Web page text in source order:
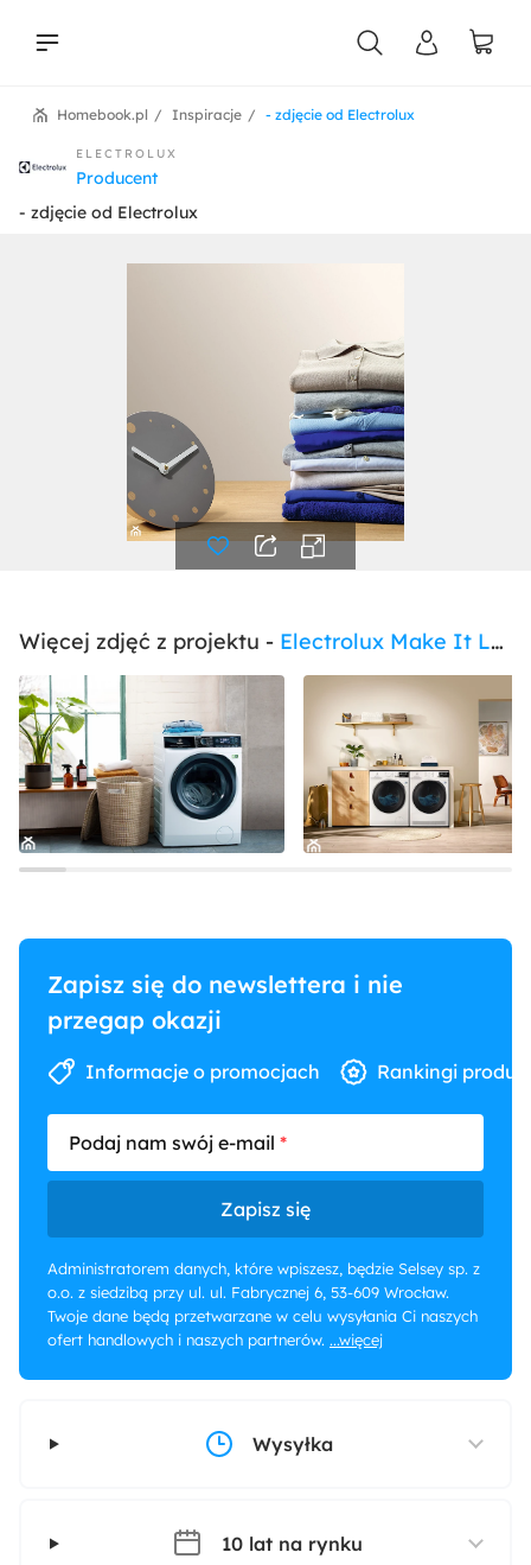
- zdjęcie od Electrolux
Inspiracje
Homebook.pl
ELECTROLUX
Producent
- zdjęcie od Electrolux
Więcej zdjęć z projektu - Electrolux Make It Last + Perfect Care
Zapisz się do newslettera i nie
przegap okazji
Informacje o promocjach Rankingi
Podaj nam swój e-mail
Zapisz się
Administratorem danych, które wpiszesz, będzie Selsey sp. z
o.o. z siedzibą przy ul. ul. Fabrycznej 6, 53-609 Wrocław.
Twoje dane będą przetwarzane w celu wysyłania Ci naszych
ofert handlowych i naszych partnerów. ...więcej
Wysyłka
10 lat na rynku